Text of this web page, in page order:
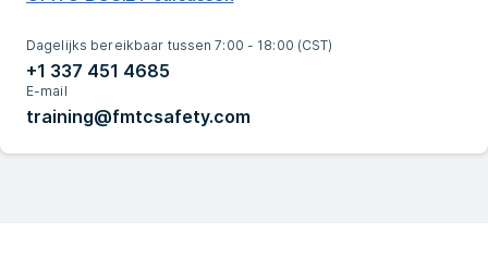
Dagelijks bereikbaar tussen 7:00 - 18:00 (CST)
+1 337 451 4685
E-mail
training@fmtcsafety.com